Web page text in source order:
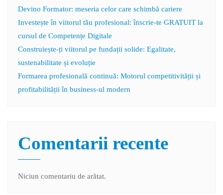
Devino Formator: meseria celor care schimbă cariere
Investește în viitorul tău profesional: înscrie-te GRATUIT la
cursul de Competențe Digitale
Construiește-ți viitorul pe fundații solide: Egalitate,
sustenabilitate și evoluție
Formarea profesională continuă: Motorul competitivității și
profitabilității în business-ul modern
Comentarii recente
Niciun comentariu de arătat.